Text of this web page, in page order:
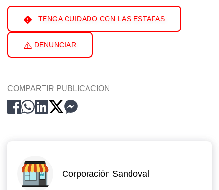
TENGA CUIDADO CON LAS ESTAFAS
DENUNCIAR
COMPARTIR PUBLICACION
Corporación Sandoval